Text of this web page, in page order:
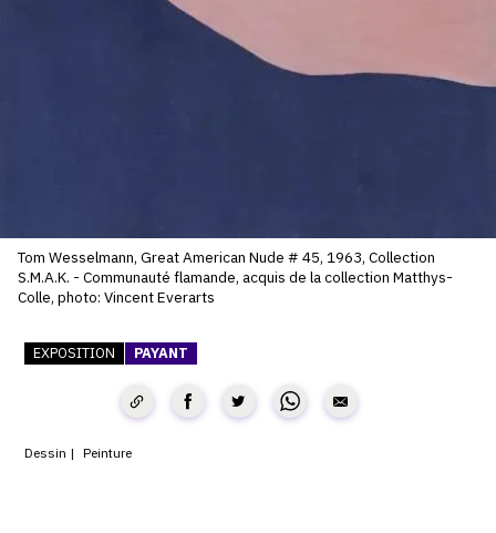
SERVICES
CRÉER SON CATALOGUE RAISONNÉ
PUBLIER SES EXPOSITIONS
DEVENIR CONTRIBUTEUR
Tom Wesselmann, Great American Nude # 45, 1963, Collection
S.M.A.K. - Communauté flamande, acquis de la collection Matthys-
Colle, photo: Vincent Everarts
EXPOSITION PAYANT
Dessin Peinture